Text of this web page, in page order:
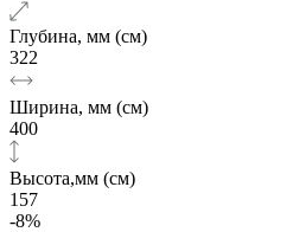
Глубина, мм (см)
322
Ширина, мм (см)
400
Высота,мм (см)
157
-8%